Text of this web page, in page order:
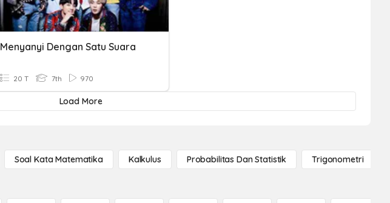
Menyanyi Dengan Satu Suara
20 T 7th 970
Load More
Soal Kata Matematika Kalkulus Probabilitas Dan Statistik Trigonometri